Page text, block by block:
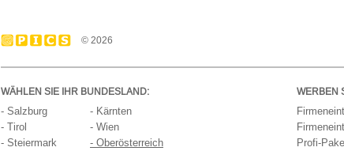
© 2026
WÄHLEN SIE IHR BUNDESLAND:
- Salzburg
- Tirol
- Steiermark
- Kärnten
- Wien
- Oberösterreich
WERBEN
Profi-